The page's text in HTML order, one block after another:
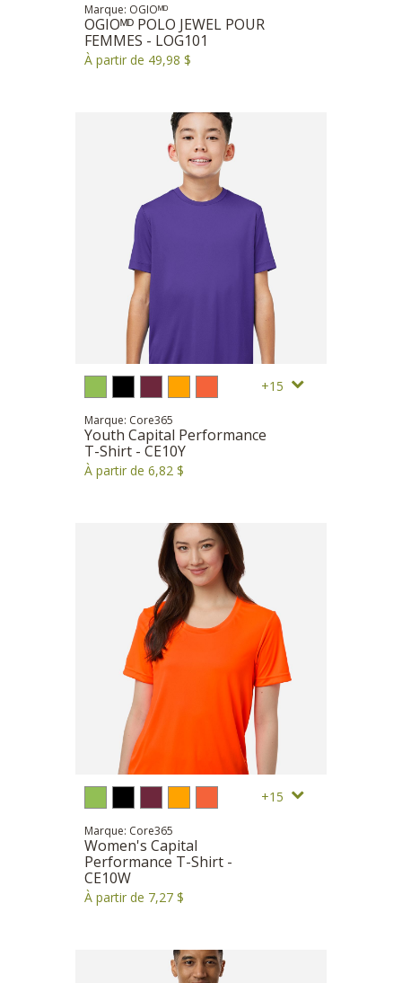
Marque: OGIOᴹᴰ
OGIOᴹᴰ POLO JEWEL POUR
FEMMES - LOG101
À partir de 49,98 $
15
Marque: Core365
Youth Capital Performance
T-Shirt - CE10Y
À partir de 6,82 $
15
Marque: Core365
Women's Capital
Performance T-Shirt -
CE10W
À partir de 7,27 $